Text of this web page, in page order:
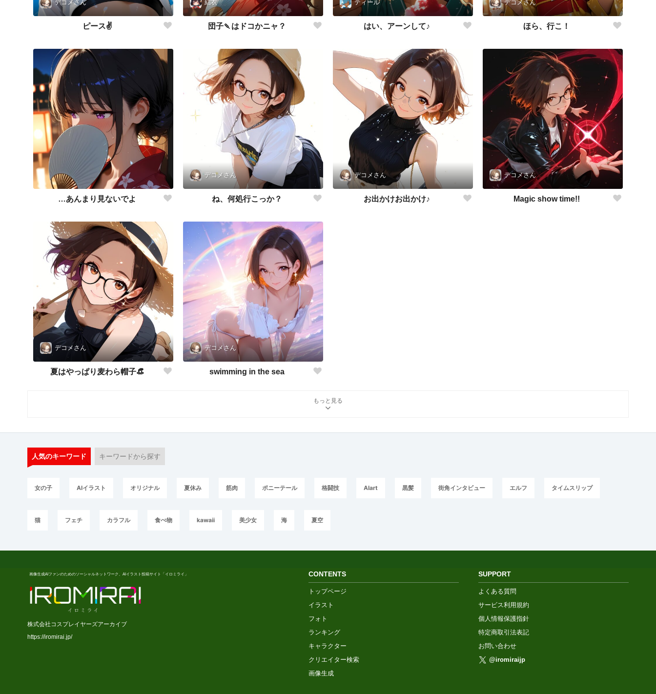
デコメさん
ピース✌️
結衣
団子🍡はドコかニャ？
ティール
はい、アーンして♪
デコメさん
ほら、行こ！
…あんまり見ないでよ
デコメさん
ね、何処行こっか？
デコメさん
お出かけお出かけ♪
デコメさん
Magic show time!!
デコメさん
夏はやっぱり麦わら帽子👒
デコメさん
swimming in the sea
もっと見る
人気のキーワード キーワードから探す
女の子 AIイラスト オリジナル 夏休み 筋肉 ポニーテール 格闘技 AIart 黒髪 街角インタビュー エルフ タイムスリップ
猫 フェチ カラフル 食べ物 kawaii 美少女 海 夏空
画像生成AIファンのためのソーシャルネットワーク、AIイラスト投稿サイト「イロミライ」
株式会社コスプレイヤーズアーカイブ
https://iromirai.jp/
SUPPORT
よくある質問
サービス利用規約
個人情報保護指針
特定商取引法表記
お問い合わせ
@iromiraijp
CONTENTS
トップページ
イラスト
フォト
ランキング
キャラクター
クリエイター検索
画像生成